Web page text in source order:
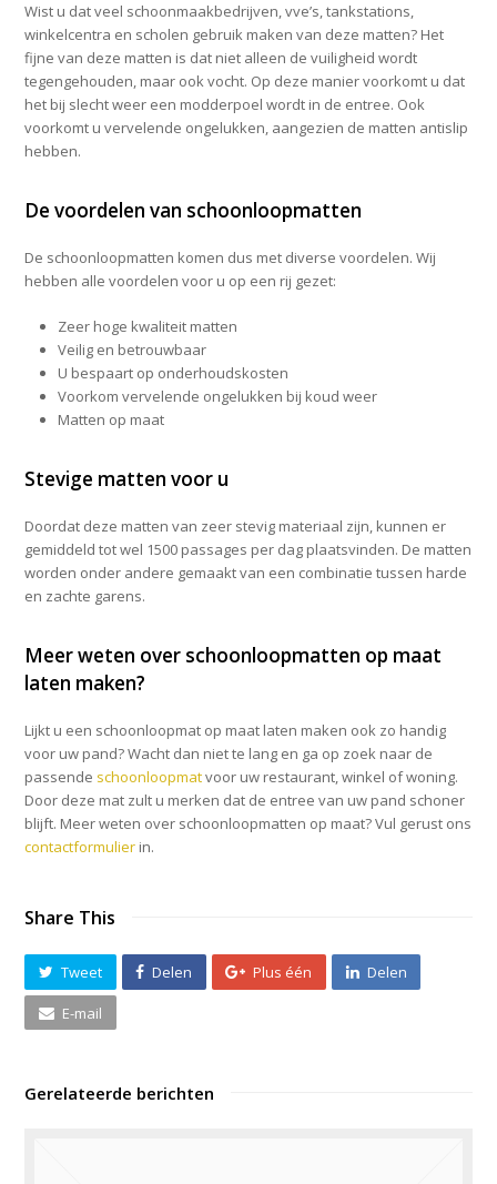
Wist u dat veel schoonmaakbedrijven, vve’s, tankstations,
winkelcentra en scholen gebruik maken van deze matten? Het
fijne van deze matten is dat niet alleen de vuiligheid wordt
tegengehouden, maar ook vocht. Op deze manier voorkomt u dat
het bij slecht weer een modderpoel wordt in de entree. Ook
voorkomt u vervelende ongelukken, aangezien de matten antislip
hebben.
De voordelen van schoonloopmatten
De schoonloopmatten komen dus met diverse voordelen. Wij
hebben alle voordelen voor u op een rij gezet:
Zeer hoge kwaliteit matten
Veilig en betrouwbaar
U bespaart op onderhoudskosten
Voorkom vervelende ongelukken bij koud weer
Matten op maat
Stevige matten voor u
Doordat deze matten van zeer stevig materiaal zijn, kunnen er
gemiddeld tot wel 1500 passages per dag plaatsvinden. De matten
worden onder andere gemaakt van een combinatie tussen harde
en zachte garens.
Meer weten over schoonloopmatten op maat
laten maken?
Lijkt u een schoonloopmat op maat laten maken ook zo handig
voor uw pand? Wacht dan niet te lang en ga op zoek naar de
passende schoonloopmatvoor uw restaurant, winkel of woning.
Door deze mat zult u merken dat de entree van uw pand schoner
blijft. Meer weten over schoonloopmatten op maat? Vul gerust ons
contactformulier in.
Share This
Tweet Delen Plus één Delen
E-mail
Gerelateerde berichten